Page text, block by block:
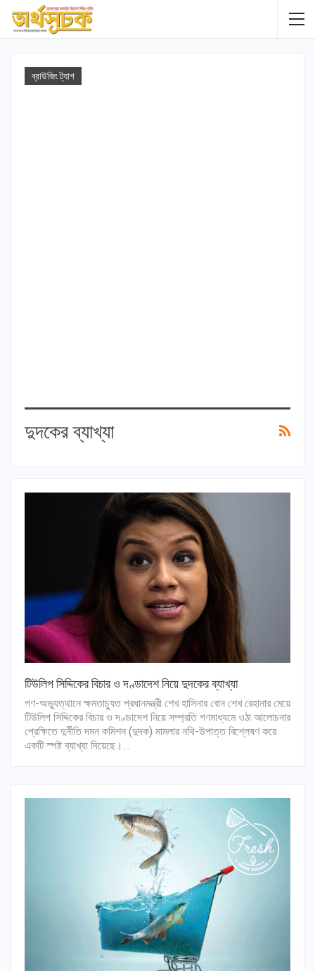
ব্রাউজিং ট্যাগ
দুদকের ব্যাখ্যা
টিউলিপ সিদ্দিকের বিচার ও দণ্ডাদেশ নিয়ে দুদকের ব্যাখ্যা
গণ-অভ্যুত্থানে ক্ষমতাচ্যুত প্রধানমন্ত্রী শেখ হাসিনার বোন শেখ রেহানার মেয়ে
টিউলিপ সিদ্দিকের বিচার ও দণ্ডাদেশ নিয়ে সম্প্রতি গণমাধ্যমে ওঠা আলোচনার
প্রেক্ষিতে দুর্নীতি দমন কমিশন (দুদক) মামলার নথি-উপাত্ত বিশ্লেষণ করে
একটি স্পষ্ট ব্যাখ্যা দিয়েছে।…